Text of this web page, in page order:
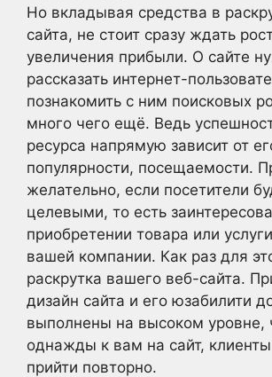
Но вкладывая средства в
сайта, не стоит сразу ждать
увеличения прибыли. О сайте
рассказать интернет-
познакомить с ним поисковых
много чего ещё. Ведь
ресурса напрямую зависит от
популярности, посещаемости.
желательно, если посетители
целевыми, то есть
приобретении товара или
вашей компании. Как раз для
раскрутка вашего веб-сайта.
дизайн сайта и его юзабилити
выполнены на высоком уровне,
однажды к вам на сайт, клиенты
прийти повторно.